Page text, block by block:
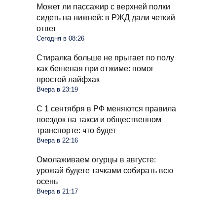
Может ли пассажир с верхней полки
сидеть на нижней: в РЖД дали четкий
ответ
Сегодня в 08:26
Стиралка больше не прыгает по полу
как бешеная при отжиме: помог
простой лайфхак
Вчера в 23:19
С 1 сентября в РФ меняются правила
поездок на такси и общественном
транспорте: что будет
Вчера в 22:16
Омолаживаем огурцы в августе:
урожай будете тачками собирать всю
осень
Вчера в 21:17